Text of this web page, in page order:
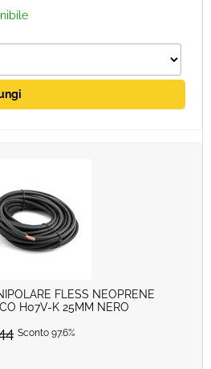
FLESS NEOPRENE
H07V-K 25MM NERO
Sconto 97.6%